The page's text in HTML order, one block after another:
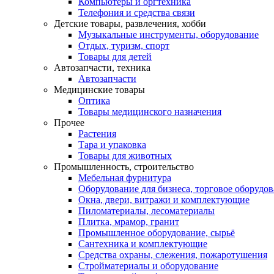
Телефония и средства связи
Детские товары, развлечения, хобби
Музыкальные инструменты, оборудование
Отдых, туризм, спорт
Товары для детей
Автозапчасти, техника
Автозапчасти
Медицинские товары
Оптика
Товары медицинского назначения
Прочее
Растения
Тара и упаковка
Товары для животных
Промышленность, строительство
Мебельная фурнитура
Оборудование для бизнеса, торговое
Окна, двери, витражи и комплектующие
Пиломатериалы, лесоматериалы
Плитка, мрамор, гранит
Промышленное оборудование, сырьё
Сантехника и комплектующие
Средства охраны, слежения, пожаротушения
Стройматериалы и оборудование